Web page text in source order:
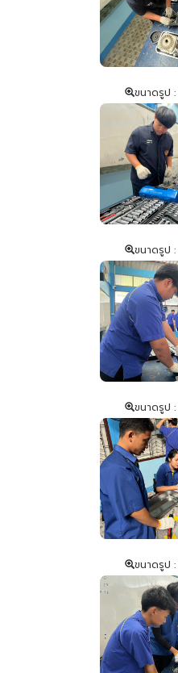
ขนาดรูป :
ขนาดรูป :
ขนาดรูป :
ขนาดรูป :